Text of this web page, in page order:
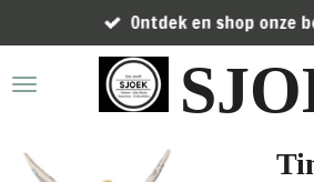
direct
naar
Ontdek en shop onze